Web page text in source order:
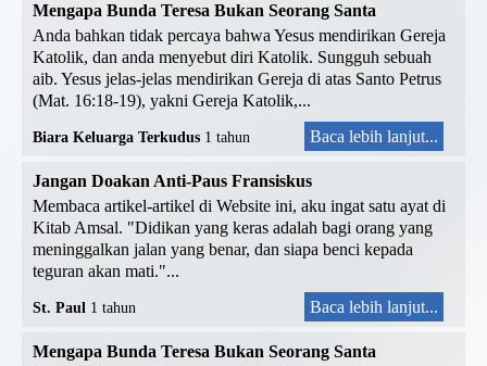
Mengapa Bunda Teresa Bukan Seorang Santa
Anda bahkan tidak percaya bahwa Yesus mendirikan Gereja
Katolik, dan anda menyebut diri Katolik. Sungguh sebuah
aib. Yesus jelas-jelas mendirikan Gereja di atas Santo Petrus
(Mat. 16:18-19), yakni Gereja Katolik,...
Biara Keluarga Terkudus 1 tahun Baca lebih lanjut...
Jangan Doakan Anti-Paus Fransiskus
Membaca artikel-artikel di Website ini, aku ingat satu ayat di
Kitab Amsal. "Didikan yang keras adalah bagi orang yang
meninggalkan jalan yang benar, dan siapa benci kepada
teguran akan mati."...
St. Paul 1 tahun Baca lebih lanjut...
Mengapa Bunda Teresa Bukan Seorang Santa